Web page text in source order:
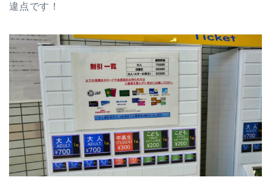
違点です！